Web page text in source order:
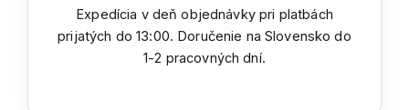
Expedícia v deň objednávky pri platbách
prijatých do 13:00. Doručenie na Slovensko do
1-2 pracovných dní.